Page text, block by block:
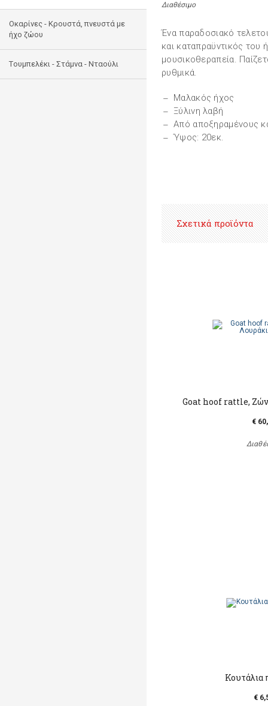
Οκαρίνες - Κρουστά, πνευστά με
ήχο ζώου
Tουμπελέκι - Στάμνα - Νταούλι
Διαθέσιμο
Ένα παραδοσιακό
και καταπραϋντικός του
μουσικοθεραπεία.
ρυθμικά.
Μαλακός ήχος
Ξύλινη λαβή
Από αποξηραμένους
Ύψος: 20εκ.
Σχετικά προϊόντα
Goat hoof rattle,
€
Κουτάλια
€